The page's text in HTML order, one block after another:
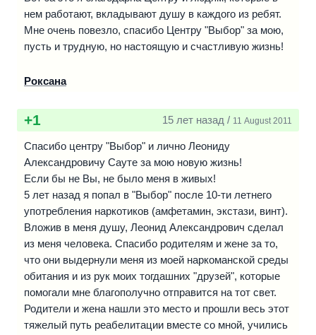
нем работают, вкладывают душу в каждого из ребят.
Мне очень повезло, спасибо Центру "Выбор" за мою,
пусть и трудную, но настоящую и счастливую жизнь!
Роксана
+1 15 лет назад / 11 August 2011
Спасибо центру "Выбор" и лично Леониду
Александровичу Сауте за мою новую жизнь!
Если бы не Вы, не было меня в живых!
5 лет назад я попал в "Выбор" после 10-ти летнего
употребления наркотиков (амфетамин, экстази, винт).
Вложив в меня душу, Леонид Александрович сделал
из меня человека. Спасибо родителям и жене за то,
что они выдернули меня из моей наркоманской среды
обитания и из рук моих тогдашних "друзей", которые
помогали мне благополучно отправится на тот свет.
Родители и жена нашли это место и прошли весь этот
тяжелый путь реабелитации вместе со мной, учились